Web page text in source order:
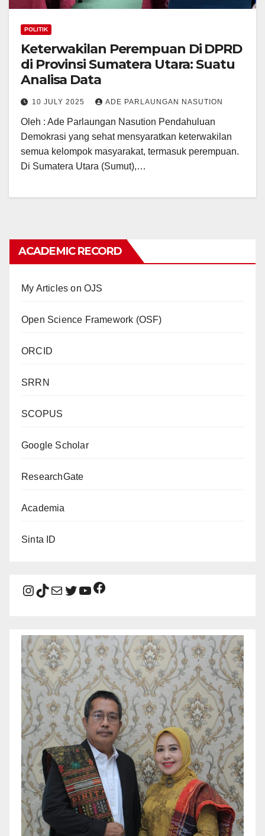
POLITIK
Keterwakilan Perempuan Di DPRD
di Provinsi Sumatera Utara: Suatu
Analisa Data
10 JULY 2025 ADE PARLAUNGAN NASUTION
Oleh : Ade Parlaungan Nasution Pendahuluan
Demokrasi yang sehat mensyaratkan keterwakilan
semua kelompok masyarakat, termasuk perempuan.
Di Sumatera Utara (Sumut),…
ACADEMIC RECORD
My Articles on OJS
Open Science Framework (OSF)
ORCID
SRRN
SCOPUS
Google Scholar
ResearchGate
Academia
Sinta ID
Instagram
TikTok
MailTwitter
YouTube
Facebook